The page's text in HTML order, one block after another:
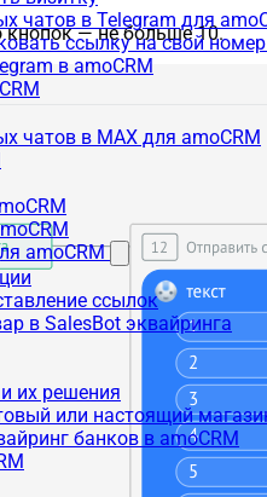
чатов в Telegram для
ссылку на свой
в amoCRM
чатов в MAX для amoCRM
amoCRM
ссылок
в SalesBot эквайринга
их решения
или настоящий
банков в amoCRM
кнопок — не больше 10.